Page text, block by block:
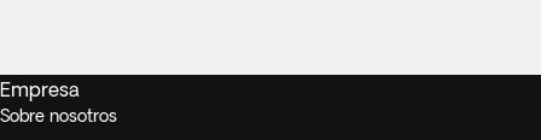
Empresa
Sobre nosotros